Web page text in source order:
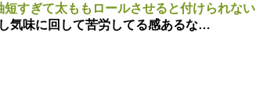
すぎて太ももロールさせると付けられない
気味に回して苦労してる感あるな…